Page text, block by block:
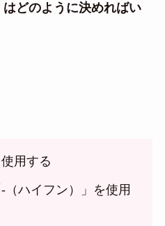
どのように決めればい
用する
ハイフン）」を使用